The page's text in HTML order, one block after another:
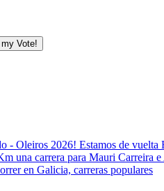
- Oleiros 2026! Estamos de vuelta
una carrera para Mauri Carreira
en Galicia, carreras populares